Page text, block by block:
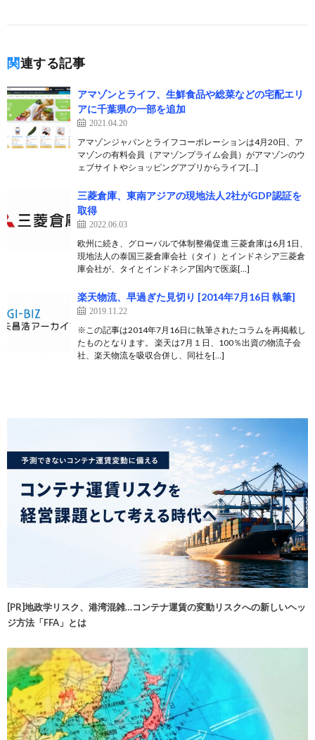
関連する記事
アマゾンとライフ、生鮮食品や総菜などの宅配エリ
アに千葉県の一部を追加
2021.04.20
アマゾンジャパンとライフコーポレーションは4月20日、ア
マゾンの有料会員（アマゾンプライム会員）がアマゾンのウ
ェブサイトやショッピングアプリからライフ[…]
三菱倉庫、東南アジアの現地法人2社がGDP認証を
取得
2022.06.03
欧州に続き、グローバルで体制整備促進 三菱倉庫は6月1日、
現地法人の泰国三菱倉庫会社（タイ）とインドネシア三菱倉
庫会社が、タイとインドネシア国内で医薬[…]
楽天物流、早過ぎた見切り [2014年7月16日 執筆]
2019.11.22
※この記事は2014年7月16日に執筆されたコラムを再掲載し
たものとなります。 楽天は7月１日、100％出資の物流子会
社、楽天物流を吸収合併し、同社を[…]
[PR]地政学リスク、港湾混雑…コンテナ運賃の変動リスクへの新しいヘッ
ジ方法「FFA」とは